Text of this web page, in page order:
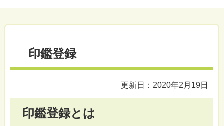
印鑑登録
更新日：2020年2月19日
印鑑登録とは